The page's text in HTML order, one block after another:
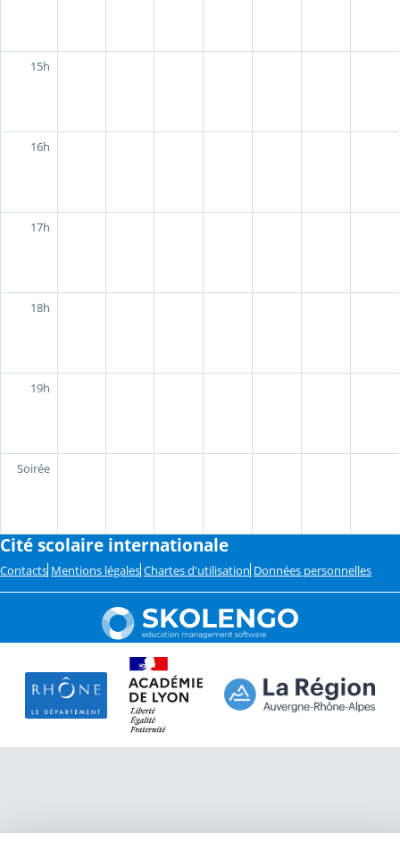
15h
16h
17h
18h
19h
Soirée
Cité scolaire internationale
Contacts Mentions légales Chartes d'utilisation Données personnelles